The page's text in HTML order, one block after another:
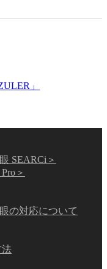
」
SEARCi＞
＞
の対応について
法